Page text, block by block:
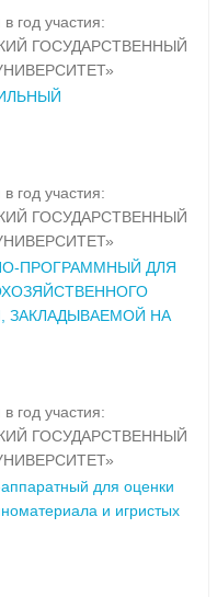
год участия:
ГОСУДАРСТВЕННЫЙ
год участия:
ГОСУДАРСТВЕННЫЙ
ПРОГРАММНЫЙ ДЛЯ
ЗАКЛАДЫВАЕМОЙ НА
год участия:
ГОСУДАРСТВЕННЫЙ
для оценки
и игристых